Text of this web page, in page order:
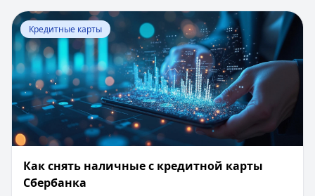
Перейти к статье:Как снять наличные с кредитной
Кредитные карты
Как снять наличные с кредитной карты
Сбербанка